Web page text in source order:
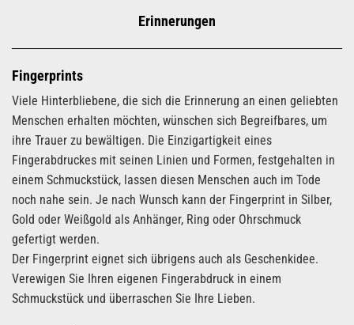
Erinnerungen
Fingerprints
Viele Hinterbliebene, die sich die Erinnerung an einen geliebten
Menschen erhalten möchten, wünschen sich Begreifbares, um
ihre Trauer zu bewältigen. Die Einzigartigkeit eines
Fingerabdruckes mit seinen Linien und Formen, festgehalten in
einem Schmuckstück, lassen diesen Menschen auch im Tode
noch nahe sein. Je nach Wunsch kann der Fingerprint in Silber,
Gold oder Weißgold als Anhänger, Ring oder Ohrschmuck
gefertigt werden.
Der Fingerprint eignet sich übrigens auch als Geschenkidee.
Verewigen Sie Ihren eigenen Fingerabdruck in einem
Schmuckstück und überraschen Sie Ihre Lieben.